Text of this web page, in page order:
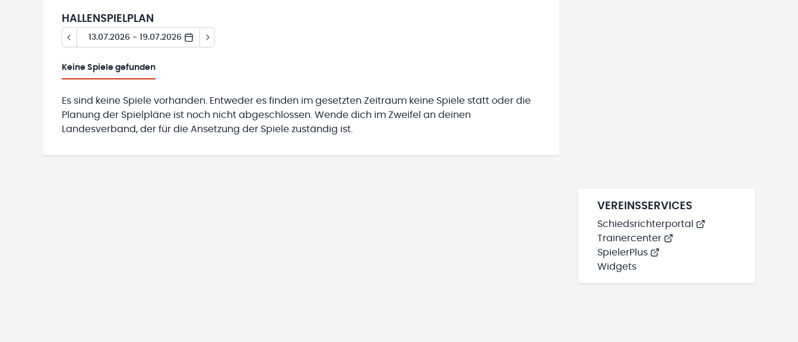
HALLENSPIELPLAN
13.07.2026 - 19.07.2026
Keine Spiele gefunden
Es sind keine Spiele vorhanden. Entweder es finden im gesetzten Zeitraum keine Spiele statt oder die
Planung der Spielpläne ist noch nicht abgeschlossen. Wende dich im Zweifel an deinen
Landesverband, der für die Ansetzung der Spiele zuständig ist.
VEREINSSERVICES
Schiedsrichterportal
Trainercenter
SpielerPlus
Widgets